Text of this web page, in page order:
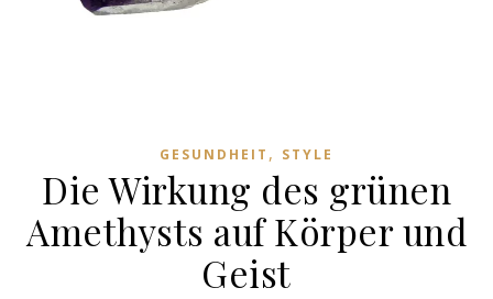
GESUNDHEIT , STYLE
Die Wirkung des grünen
Amethysts auf Körper und
Geist